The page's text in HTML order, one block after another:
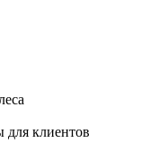
для клиентов